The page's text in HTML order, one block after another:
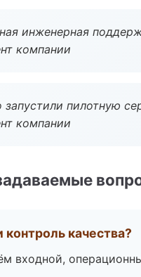
инженерная
компании
пилотную
компании
контроль качества?
входной,